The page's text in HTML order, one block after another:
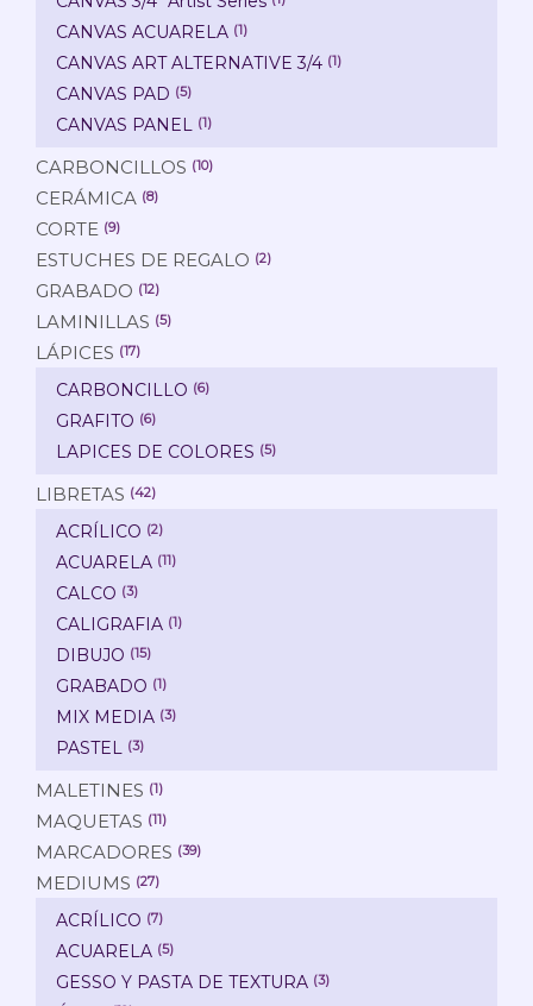
CANVAS ACUARELA (1)
CANVAS ART ALTERNATIVE 3/4 (1)
CANVAS PAD (5)
CANVAS PANEL (1)
CARBONCILLOS (10)
CERÁMICA (8)
CORTE (9)
ESTUCHES DE REGALO (2)
GRABADO (12)
LAMINILLAS (5)
LÁPICES (17)
CARBONCILLO (6)
GRAFITO (6)
LAPICES DE COLORES (5)
LIBRETAS (42)
ACRÍLICO (2)
ACUARELA (11)
CALCO (3)
CALIGRAFIA (1)
DIBUJO (15)
GRABADO (1)
MIX MEDIA (3)
PASTEL (3)
MALETINES (1)
MAQUETAS (11)
MARCADORES (39)
MEDIUMS (27)
ACRÍLICO (7)
ACUARELA (5)
GESSO Y PASTA DE TEXTURA (3)